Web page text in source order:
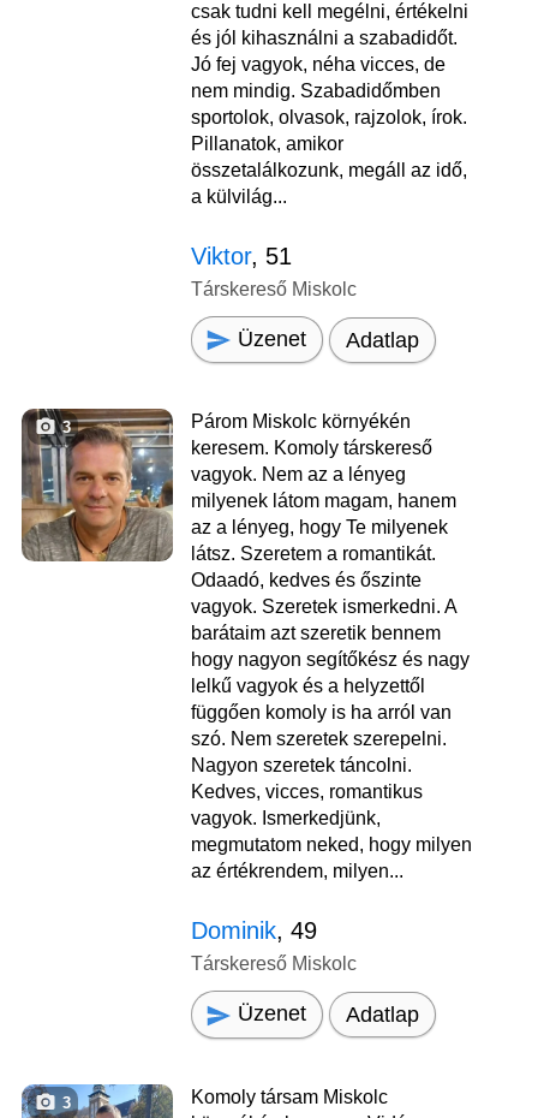
csak tudni kell megélni, értékelni
és jól kihasználni a szabadidőt.
Jó fej vagyok, néha vicces, de
nem mindig. Szabadidőmben
sportolok, olvasok, rajzolok, írok.
Pillanatok, amikor
összetalálkozunk, megáll az idő,
a külvilág...
Viktor, 51
Társkereső Miskolc
Üzenet Adatlap
3
Párom Miskolc környékén
keresem. Komoly társkereső
vagyok. Nem az a lényeg
milyenek látom magam, hanem
az a lényeg, hogy Te milyenek
látsz. Szeretem a romantikát.
Odaadó, kedves és őszinte
vagyok. Szeretek ismerkedni. A
barátaim azt szeretik bennem
hogy nagyon segítőkész és nagy
lelkű vagyok és a helyzettől
függően komoly is ha arról van
szó. Nem szeretek szerepelni.
Nagyon szeretek táncolni.
Kedves, vicces, romantikus
vagyok. Ismerkedjünk,
megmutatom neked, hogy milyen
az értékrendem, milyen...
Dominik, 49
Társkereső Miskolc
Üzenet Adatlap
3
Komoly társam Miskolc